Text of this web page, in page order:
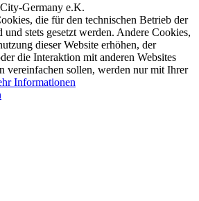
Germany e.K.
die für den technischen Betrieb der
stets gesetzt werden. Andere Cookies,
dieser Website erhöhen, der
die Interaktion mit anderen Websites
vereinfachen sollen, werden nur mit Ihrer
Informationen